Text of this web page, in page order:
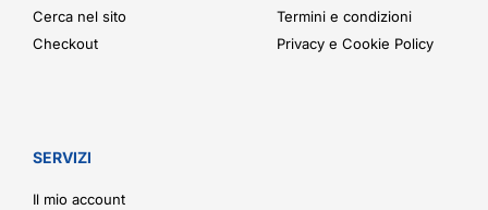
Cerca nel sito
Checkout
Termini e condizioni
Privacy e Cookie Policy
SERVIZI
Il mio account